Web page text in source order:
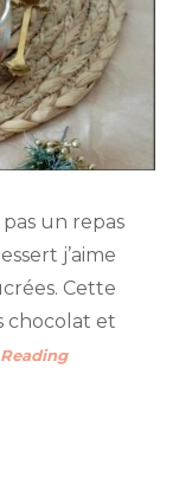
un repas
j’aime
Cette
chocolat et